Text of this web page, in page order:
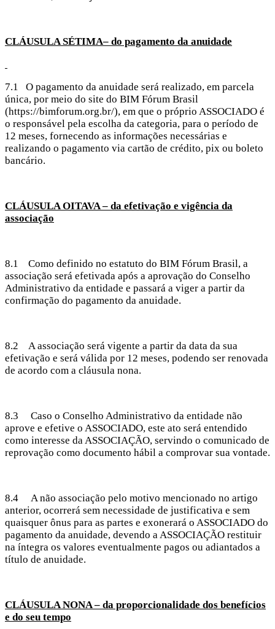
CLÁUSULA SÉTIMA– do pagamento da anuidade
7.1 O pagamento da anuidade será realizado, em parcela
única, por meio do site do BIM Fórum Brasil
(https://bimforum.org.br/), em que o próprio ASSOCIADO é
o responsável pela escolha da categoria, para o período de
12 meses, fornecendo as informações necessárias e
realizando o pagamento via cartão de crédito, pix ou boleto
bancário.
CLÁUSULA OITAVA – da efetivação e vigência da
associação
8.1 Como definido no estatuto do BIM Fórum Brasil, a
associação será efetivada após a aprovação do Conselho
Administrativo da entidade e passará a viger a partir da
confirmação do pagamento da anuidade.
8.2 A associação será vigente a partir da data da sua
efetivação e será válida por 12 meses, podendo ser renovada
de acordo com a cláusula nona.
8.3 Caso o Conselho Administrativo da entidade não
aprove e efetive o ASSOCIADO, este ato será entendido
como interesse da ASSOCIAÇÃO, servindo o comunicado de
reprovação como documento hábil a comprovar sua vontade.
8.4 A não associação pelo motivo mencionado no artigo
anterior, ocorrerá sem necessidade de justificativa e sem
quaisquer ônus para as partes e exonerará o ASSOCIADO do
pagamento da anuidade, devendo a ASSOCIAÇÃO restituir
na íntegra os valores eventualmente pagos ou adiantados a
título de anuidade.
CLÁUSULA NONA – da proporcionalidade dos benefícios
e do seu tempo